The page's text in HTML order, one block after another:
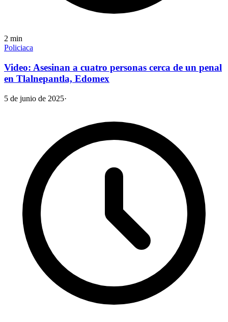
2 min
Policiaca
Video: Asesinan a cuatro personas cerca de un penal
en Tlalnepantla, Edomex
5 de junio de 2025·